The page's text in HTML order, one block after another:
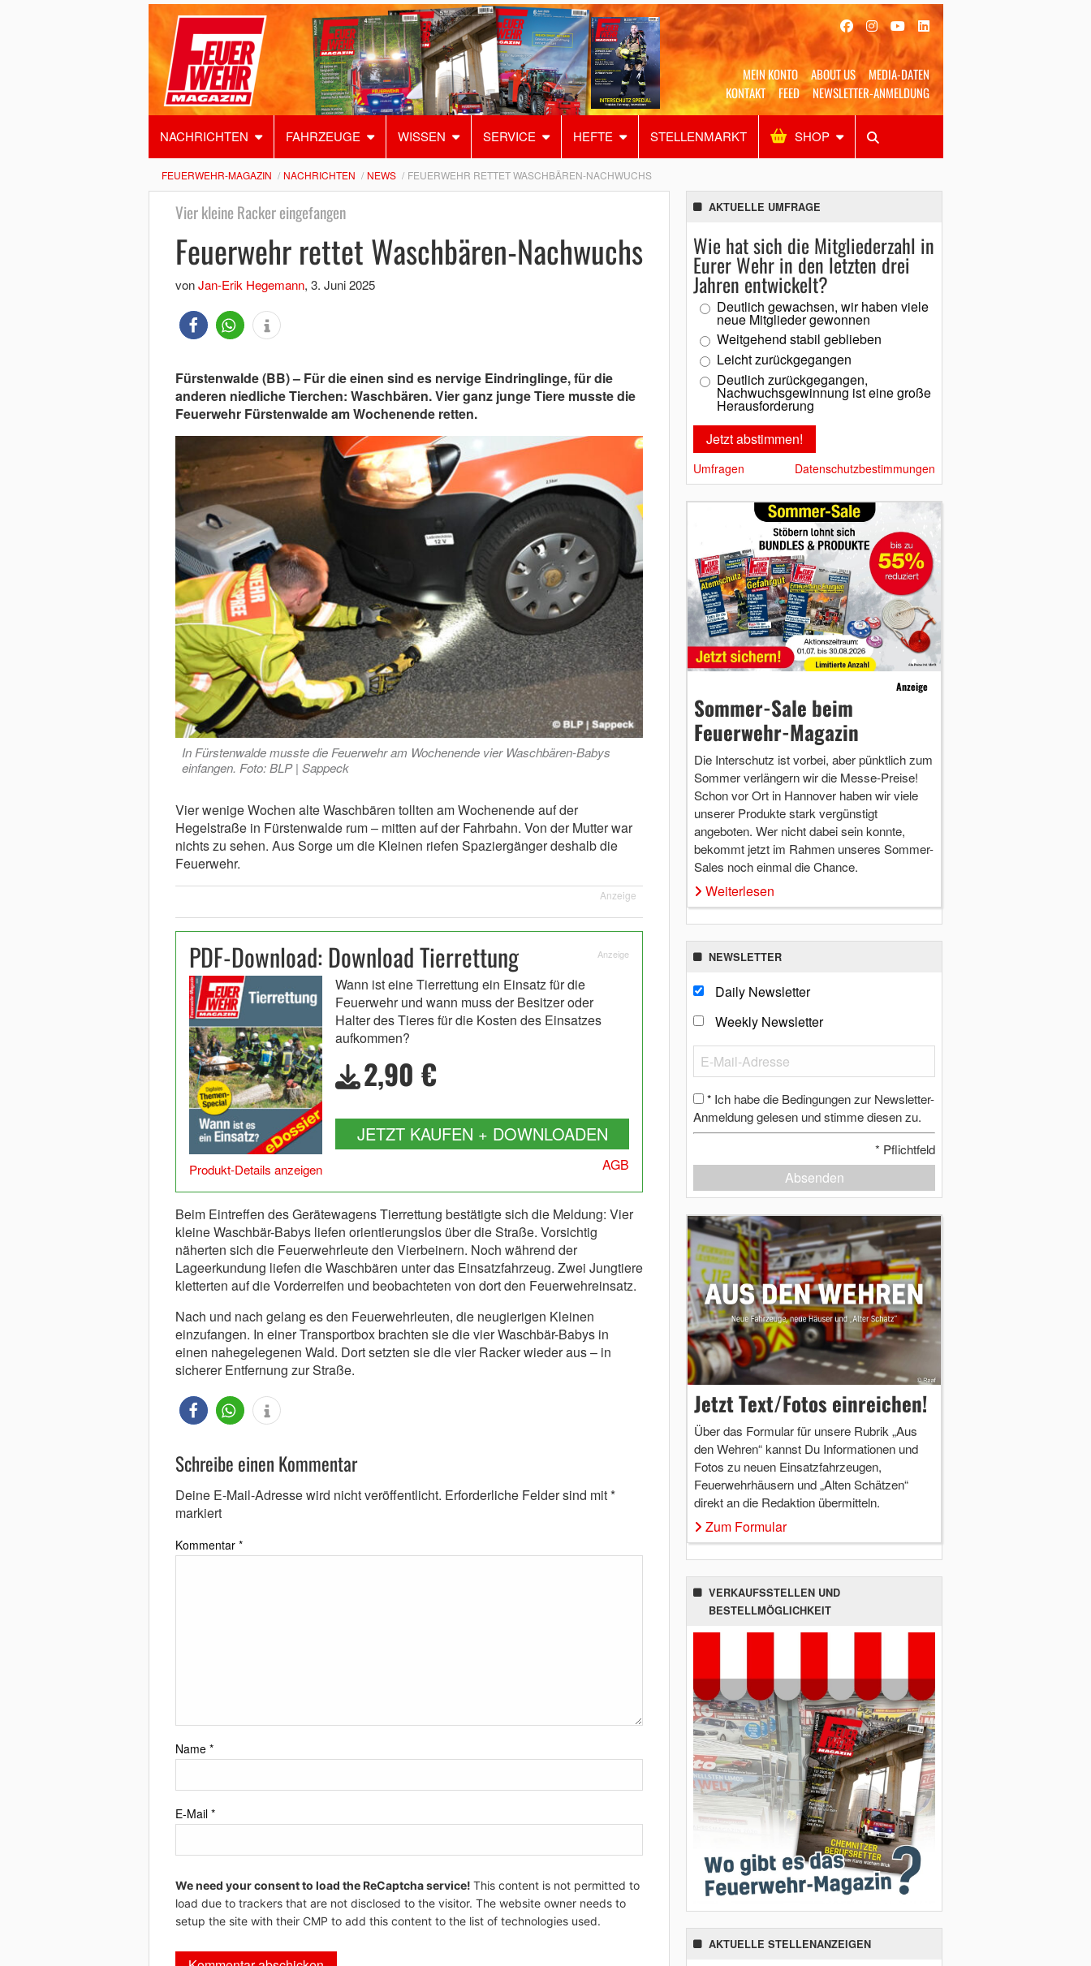
MEIN KONTO ABOUT US
MEDIA-DATEN
KONTAKT
FEED NEWSLETTER-ANMELDUNG
NACHRICHTEN FAHRZEUGE WISSEN SERVICE HEFTE STELLENMARKT SHOP
Alles Shop SUCHEN
FEUERWEHR-MAGAZIN NACHRICHTEN NEWS FEUERWEHR RETTET WASCHBÄREN-NACHWUCHS
Vier kleine Racker eingefangen
Feuerwehr rettet Waschbären-Nachwuchs
vonJan-Erik Hegemann, 3. Juni 2025
Fürstenwalde (BB) – Für die einen sind es nervige Eindringlinge, für die
anderen niedliche Tierchen: Waschbären. Vier ganz junge Tiere musste die
Feuerwehr Fürstenwalde am Wochenende retten.
In Fürstenwalde musste die Feuerwehr am Wochenende vier Waschbären-Babys
einfangen. Foto: BLP | Sappeck
Vier wenige Wochen alte Waschbären tollten am Wochenende auf der
Hegelstraße in Fürstenwalde rum – mitten auf der Fahrbahn. Von der Mutter war
nichts zu sehen. Aus Sorge um die Kleinen riefen Spaziergänger deshalb die
Feuerwehr.
Anzeige
PDF-Download: Download Tierrettung Anzeige
Produkt-Details anzeigen
Wann ist eine Tierrettung ein Einsatz für die
Feuerwehr und wann muss der Besitzer oder
Halter des Tieres für die Kosten des Einsatzes
aufkommen?
2,90 €
JETZT KAUFEN + DOWNLOADEN
AGB
Beim Eintreffen des Gerätewagens Tierrettung bestätigte sich die Meldung: Vier
kleine Waschbär-Babys liefen orientierungslos über die Straße. Vorsichtig
näherten sich die Feuerwehrleute den Vierbeinern. Noch während der
Lageerkundung liefen die Waschbären unter das Einsatzfahrzeug. Zwei Jungtiere
kletterten auf die Vorderreifen und beobachteten von dort den Feuerwehreinsatz.
Nach und nach gelang es den Feuerwehrleuten, die neugierigen Kleinen
einzufangen. In einer Transportbox brachten sie die vier Waschbär-Babys in
einen nahegelegenen Wald. Dort setzten sie die vier Racker wieder aus – in
sicherer Entfernung zur Straße.
Schreibe einen Kommentar
Deine E-Mail-Adresse wird nicht veröffentlicht. Erforderliche Felder sind mit*
markiert
Kommentar *
Name *
E-Mail *
We need your consent to load the ReCaptcha service! This content is not permitted to
load due to trackers that are not disclosed to the visitor. The website owner needs to
setup the site with their CMP to add this content to the list of technologies used.
AKTUELLE UMFRAGE
Wie hat sich die Mitgliederzahl in
Eurer Wehr in den letzten drei
Jahren entwickelt?
Deutlich gewachsen, wir haben viele
neue Mitglieder gewonnen
Weitgehend stabil geblieben
Leicht zurückgegangen
Deutlich zurückgegangen,
Nachwuchsgewinnung ist eine große
Herausforderung
Umfragen Datenschutzbestimmungen
Anzeige
Sommer-Sale beim
Feuerwehr-Magazin
Die Interschutz ist vorbei, aber pünktlich zum
Sommer verlängern wir die Messe-Preise!
Schon vor Ort in Hannover haben wir viele
unserer Produkte stark vergünstigt
angeboten. Wer nicht dabei sein konnte,
bekommt jetzt im Rahmen unseres Sommer-
Sales noch einmal die Chance.
Weiterlesen
NEWSLETTER
Daily Newsletter
Weekly Newsletter
* Ich habe die Bedingungen zur Newsletter-
Anmeldung gelesen und stimme diesen zu.
* Pflichtfeld
Absenden
Jetzt Text/Fotos einreichen!
Über das Formular für unsere Rubrik „Aus
den Wehren“ kannst Du Informationen und
Fotos zu neuen Einsatzfahrzeugen,
Feuerwehrhäusern und „Alten Schätzen“
direkt an die Redaktion übermitteln.
Zum Formular
VERKAUFSSTELLEN UND
BESTELLMÖGLICHKEIT
AKTUELLE STELLENANZEIGEN